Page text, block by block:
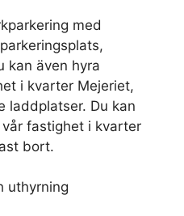
med
kan även hyra
i kvarter Mejeriet,
laddplatser. Du kan
fastighet i kvarter
bort.
uthyrning